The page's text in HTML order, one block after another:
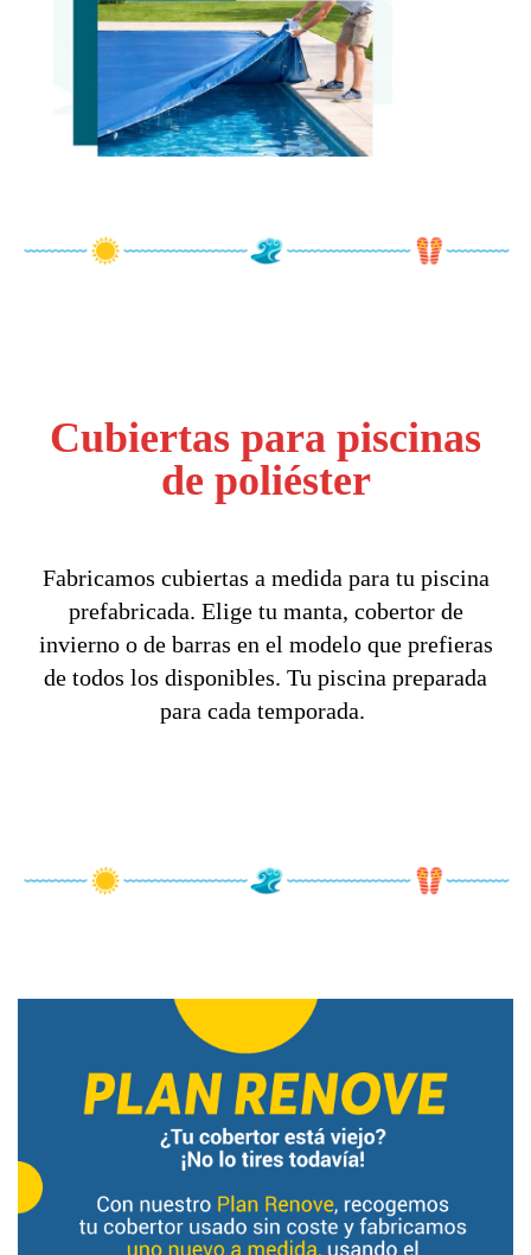
Cubiertas para piscinas
de poliéster
Fabricamos cubiertas a medida para tu piscina
prefabricada. Elige tu manta, cobertor de
invierno o de barras en el modelo que prefieras
de todos los disponibles. Tu piscina preparada
para cada temporada.